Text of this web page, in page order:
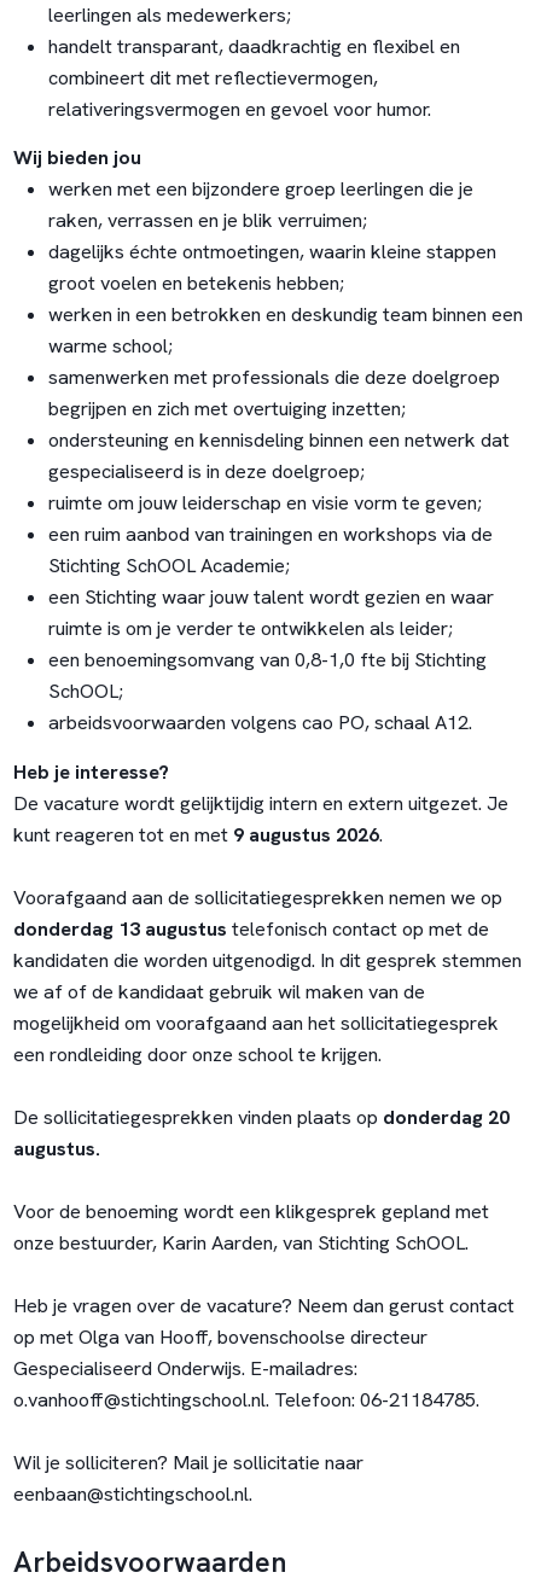
leerlingen als medewerkers;
handelt transparant, daadkrachtig en flexibel en
combineert dit met reflectievermogen,
relativeringsvermogen en gevoel voor humor.
Wij bieden jou
werken met een bijzondere groep leerlingen die je
raken, verrassen en je blik verruimen;
dagelijks échte ontmoetingen, waarin kleine stappen
groot voelen en betekenis hebben;
werken in een betrokken en deskundig team binnen een
warme school;
samenwerken met professionals die deze doelgroep
begrijpen en zich met overtuiging inzetten;
ondersteuning en kennisdeling binnen een netwerk dat
gespecialiseerd is in deze doelgroep;
ruimte om jouw leiderschap en visie vorm te geven;
een ruim aanbod van trainingen en workshops via de
Stichting SchOOL Academie;
een Stichting waar jouw talent wordt gezien en waar
ruimte is om je verder te ontwikkelen als leider;
een benoemingsomvang van 0,8-1,0 fte bij Stichting
SchOOL;
arbeidsvoorwaarden volgens cao PO, schaal A12.
Heb je interesse?
De vacature wordt gelijktijdig intern en extern uitgezet. Je
kunt reageren tot en met9 augustus 2026.
Voorafgaand aan de sollicitatiegesprekken nemen we op
donderdag 13 augustus telefonisch contact op met de
kandidaten die worden uitgenodigd. In dit gesprek stemmen
we af of de kandidaat gebruik wil maken van de
mogelijkheid om voorafgaand aan het sollicitatiegesprek
een rondleiding door onze school te krijgen.
De sollicitatiegesprekken vinden plaats op donderdag 20
augustus.
Voor de benoeming wordt een klikgesprek gepland met
onze bestuurder, Karin Aarden, van Stichting SchOOL.
Heb je vragen over de vacature? Neem dan gerust contact
op met Olga van Hooff, bovenschoolse directeur
Gespecialiseerd Onderwijs. E-mailadres:
o.vanhooff@stichtingschool.nl. Telefoon: 06-21184785.
Wil je solliciteren? Mail je sollicitatie naar
eenbaan@stichtingschool.nl.
Arbeidsvoorwaarden